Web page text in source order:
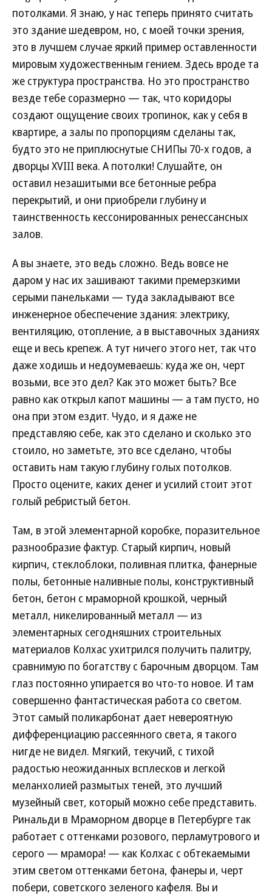
потолками. Я знаю, у нас теперь принято считать
это здание шедевром, но, с моей точки зрения,
это в лучшем случае яркий пример оставленности
мировым художественным гением. Здесь вроде та
же структура пространства. Но это пространство
везде тебе соразмерно — так, что коридоры
создают ощущение своих тропинок, как у себя в
квартире, а залы по пропорциям сделаны так,
будто это не приплюснутые СНИПы 70-х годов, а
дворцы XVIII века. А потолки! Слушайте, он
оставил незашитыми все бетонные ребра
перекрытий, и они приобрели глубину и
таинственность кессонированных ренессансных
залов.
А вы знаете, это ведь сложно. Ведь вовсе не
даром у нас их зашивают такими премерзкими
серыми панельками — туда закладывают все
инженерное обеспечение здания: электрику,
вентиляцию, отопление, а в выставочных зданиях
еще и весь крепеж. А тут ничего этого нет, так что
даже ходишь и недоумеваешь: куда же он, черт
возьми, все это дел? Как это может быть? Все
равно как открыл капот машины — а там пусто, но
она при этом ездит. Чудо, и я даже не
представляю себе, как это сделано и сколько это
стоило, но заметьте, это все сделано, чтобы
оставить нам такую глубину голых потолков.
Просто оцените, каких денег и усилий стоит этот
голый ребристый бетон.
Там, в этой элементарной коробке, поразительное
разнообразие фактур. Старый кирпич, новый
кирпич, стеклоблоки, поливная плитка, фанерные
полы, бетонные наливные полы, конструктивный
бетон, бетон с мраморной крошкой, черный
металл, никелированный металл — из
элементарных сегодняшних строительных
материалов Колхас ухитрился получить палитру,
сравнимую по богатству с барочным дворцом. Там
глаз постоянно упирается во что-то новое. И там
совершенно фантастическая работа со светом.
Этот самый поликарбонат дает невероятную
дифференциацию рассеянного света, я такого
нигде не видел. Мягкий, текучий, с тихой
радостью неожиданных всплесков и легкой
меланхолией размытых теней, это лучший
музейный свет, который можно себе представить.
Ринальди в Мраморном дворце в Петербурге так
работает с оттенками розового, перламутрового и
серого — мрамора! — как Колхас с обтекаемыми
этим светом оттенками бетона, фанеры и, черт
побери, советского зеленого кафеля. Вы и